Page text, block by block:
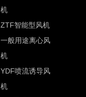
机
ZTF智能型风机
一般用途离心风
机
YDF喷流诱导风
机